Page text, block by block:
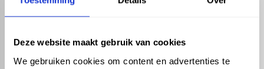
Deze website maakt gebruik van cookies
We gebruiken cookies om content en advertenties te
phone_enabled +31 416 75 02 55
mail info@vosproducts.nl